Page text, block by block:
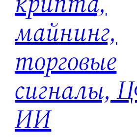
майнинг,
торговые
сигналы,
ИИ